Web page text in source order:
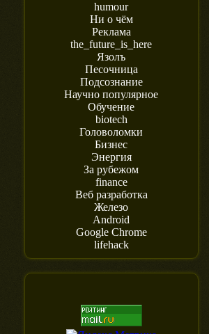
humour
Ни о чём
Реклама
the_future_is_here
Язолъ
Песочница
Подсознание
Научно популярное
Обучение
biotech
Головоломки
Бизнес
Энергия
За рубежом
finance
Веб разработка
Железо
Android
Google Chrome
lifehack